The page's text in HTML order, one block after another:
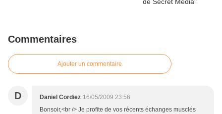
Commentaires
Ajouter un commentaire
D Daniel Cordiez 16/05/2009 23:56
Bonsoir,<br /> Je profite de vos récents échanges musclés